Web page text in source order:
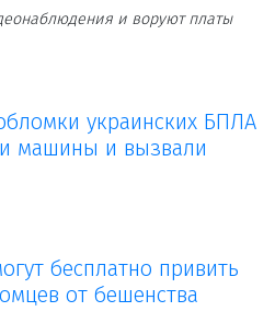
и воруют платы
украинских БПЛА
машины и вызвали
бесплатно привить
от бешенства